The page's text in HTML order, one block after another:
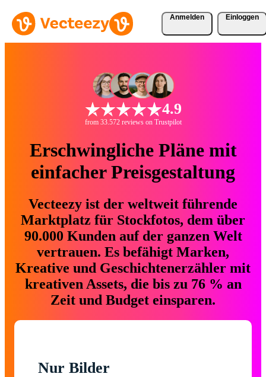
Anmelden Einloggen
4.9
from 33.572 reviews on Trustpilot
Erschwingliche Pläne mit
einfacher Preisgestaltung
Vecteezy ist der weltweit führende
Marktplatz für Stockfotos, dem über
90.000 Kunden auf der ganzen Welt
vertrauen. Es befähigt Marken,
Kreative und Geschichtenerzähler mit
kreativen Assets, die bis zu 76 % an
Zeit und Budget einsparen.
Nur Bilder